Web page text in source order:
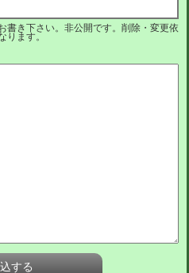
書き下さい。非公開です。削除・変更依
ります。